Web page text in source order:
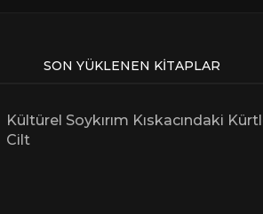
SON YÜKLENEN KITAPLAR
Kültürel Soykırım Kıskacındaki
Cilt